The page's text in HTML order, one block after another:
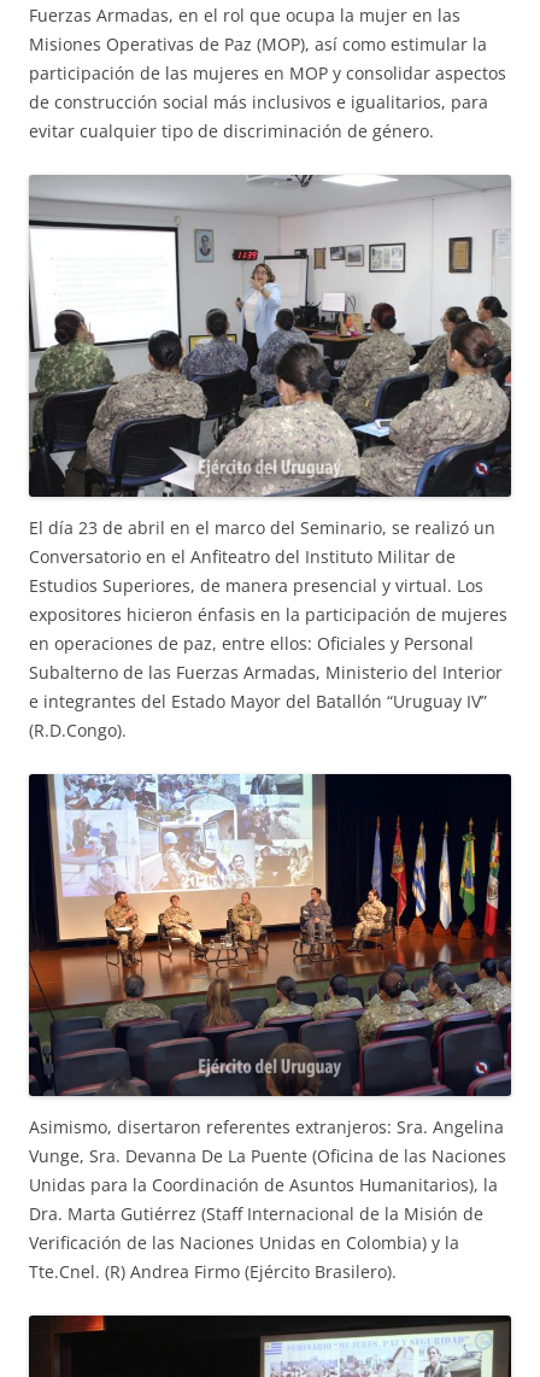
Fuerzas Armadas, en el rol que ocupa la mujer en las
Misiones Operativas de Paz (MOP), así como estimular la
participación de las mujeres en MOP y consolidar aspectos
de construcción social más inclusivos e igualitarios, para
evitar cualquier tipo de discriminación de género.
El día 23 de abril en el marco del Seminario, se realizó un
Conversatorio en el Anfiteatro del Instituto Militar de
Estudios Superiores, de manera presencial y virtual. Los
expositores hicieron énfasis en la participación de mujeres
en operaciones de paz, entre ellos: Oficiales y Personal
Subalterno de las Fuerzas Armadas, Ministerio del Interior
e integrantes del Estado Mayor del Batallón “Uruguay IV”
(R.D.Congo).
Asimismo, disertaron referentes extranjeros: Sra. Angelina
Vunge, Sra. Devanna De La Puente (Oficina de las Naciones
Unidas para la Coordinación de Asuntos Humanitarios), la
Dra. Marta Gutiérrez (Staff Internacional de la Misión de
Verificación de las Naciones Unidas en Colombia) y la
Tte.Cnel. (R) Andrea Firmo (Ejército Brasilero).